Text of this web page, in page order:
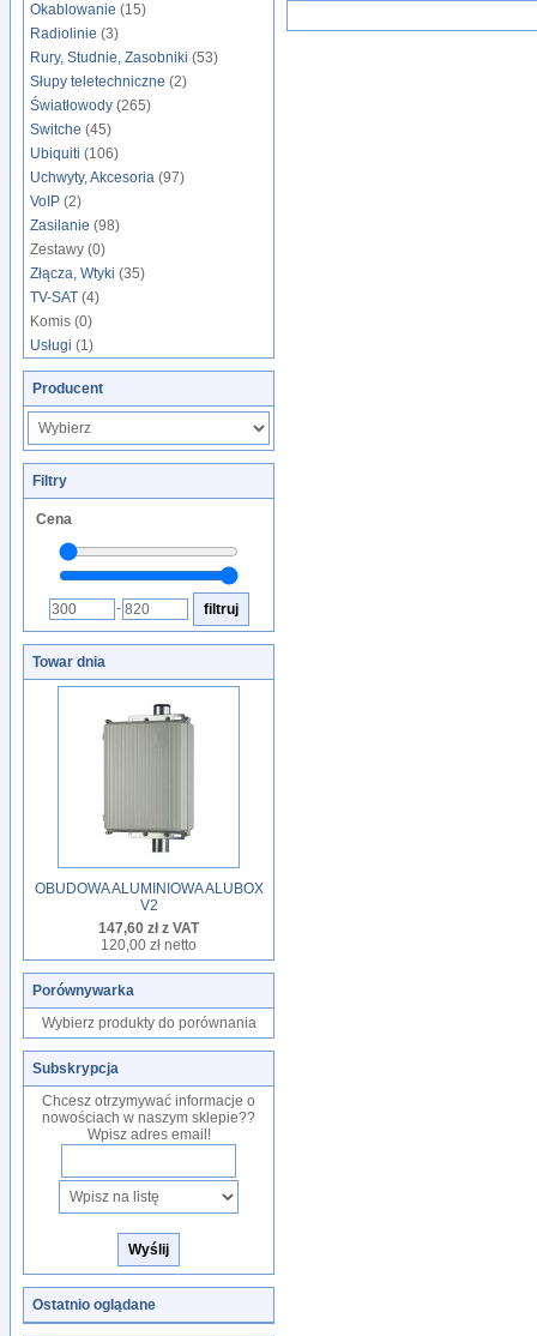
Okablowanie (15)
Radiolinie (3)
Rury, Studnie, Zasobniki (53)
Słupy teletechniczne (2)
Światłowody (265)
Switche (45)
Ubiquiti (106)
Uchwyty, Akcesoria (97)
VoIP (2)
Zasilanie (98)
Zestawy (0)
Złącza, Wtyki (35)
TV-SAT (4)
Komis (0)
Usługi (1)
Producent
Filtry
Cena
-
Towar dnia
OBUDOWA ALUMINIOWA ALUBOX
V2
147,60 zł z VAT
120,00 zł netto
Porównywarka
Wybierz produkty do porównania
Subskrypcja
Chcesz otrzymywać informacje o
nowościach w naszym sklepie??
Wpisz adres email!
Ostatnio oglądane